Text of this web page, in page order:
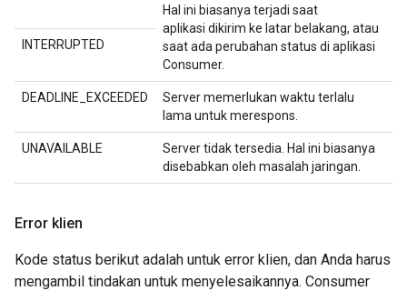
Hal ini biasanya terjadi saat
aplikasi dikirim ke latar belakang, atau
saat ada perubahan status di aplikasi
Consumer.
INTERRUPTED
DEADLINE_EXCEEDED
Server memerlukan waktu terlalu
lama untuk merespons.
UNAVAILABLE
Server tidak tersedia. Hal ini biasanya
disebabkan oleh masalah jaringan.
Error klien
Kode status berikut adalah untuk error klien, dan Anda harus
mengambil tindakan untuk menyelesaikannya. Consumer